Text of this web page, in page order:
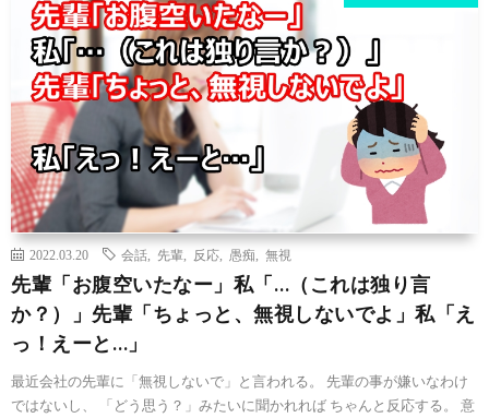
2022.03.20 会話 先輩 反応 愚痴 無視
先輩「お腹空いたなー」私「…（これは独り言
か？）」先輩「ちょっと、無視しないでよ」私「え
っ！えーと…」
最近会社の先輩に「無視しないで」と言われる。 先輩の事が嫌いなわけ
ではないし、 「どう思う？」みたいに聞かれれば ちゃんと反応する。 意